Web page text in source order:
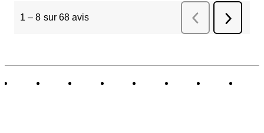
1 – 8 sur 68 avis Précédentavis
Suivant
avis